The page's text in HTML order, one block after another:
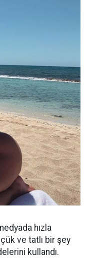
hızla
ve tatlı bir şey
kullandı.